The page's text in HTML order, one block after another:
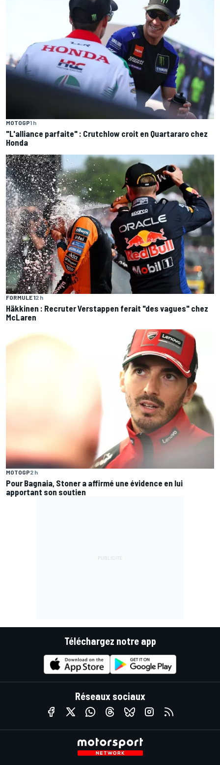
MOTOGP1 h
"L'alliance parfaite" : Crutchlow croit en Quartararo chez
Honda
FORMULE 12 h
Häkkinen : Recruter Verstappen ferait "des vagues" chez
McLaren
MOTOGP2 h
Pour Bagnaia, Stoner a affirmé une évidence en lui
apportant son soutien
Téléchargez notre app
Réseaux sociaux